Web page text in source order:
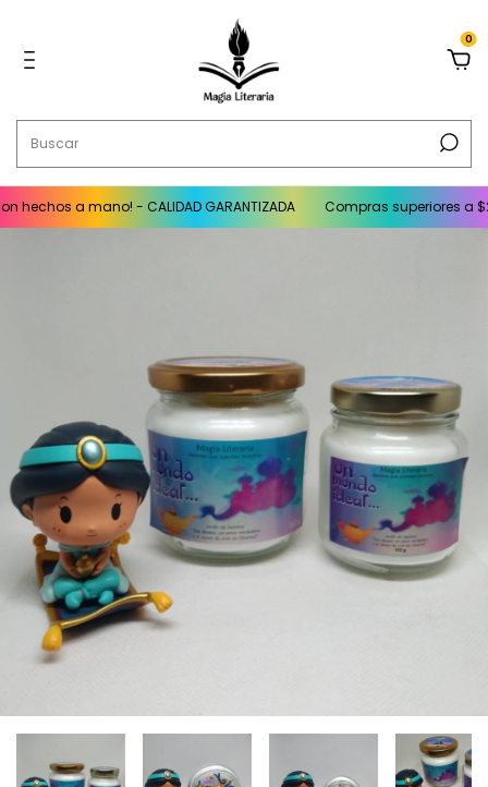
0
a mano! - CALIDAD GARANTIZADA Compras superiores a